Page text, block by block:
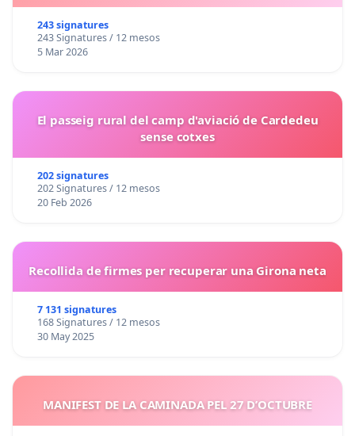
243 signatures
243 Signatures / 12 mesos
5 Mar 2026
El passeig rural del camp d'aviació de Cardedeu
sense cotxes
202 signatures
202 Signatures / 12 mesos
20 Feb 2026
Recollida de firmes per recuperar una Girona neta
7 131 signatures
168 Signatures / 12 mesos
30 May 2025
MANIFEST DE LA CAMINADA PEL 27 D’OCTUBRE